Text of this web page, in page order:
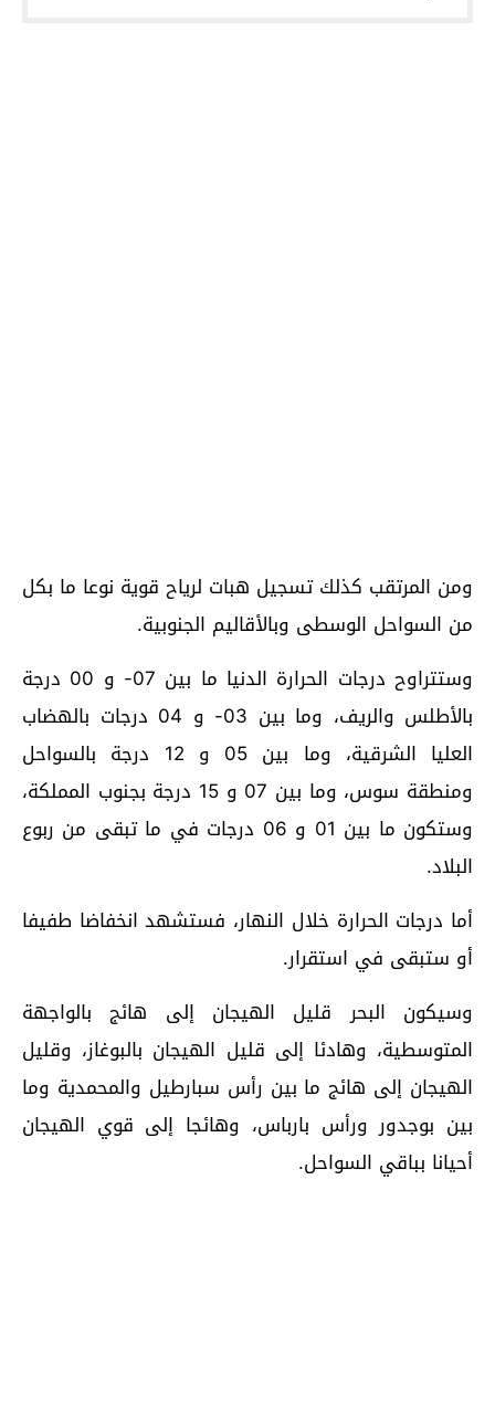
ومن المرتقب كذلك تسجيل هبات لرياح قوية نوعا ما بكل
من السواحل الوسطى وبالأقاليم الجنوبية.
وستتراوح درجات الحرارة الدنيا ما بين 07- و 00 درجة
بالأطلس والريف، وما بين 03- و 04 درجات بالهضاب
العليا الشرقية، وما بين 05 و 12 درجة بالسواحل
ومنطقة سوس، وما بين 07 و 15 درجة بجنوب المملكة،
وستكون ما بين 01 و 06 درجات في ما تبقى من ربوع
البلاد.
أما درجات الحرارة خلال النهار، فستشهد انخفاضا طفيفا
أو ستبقى في استقرار.
وسيكون البحر قليل الهيجان إلى هائج بالواجهة
المتوسطية، وهادئا إلى قليل الهيجان بالبوغاز، وقليل
الهيجان إلى هائج ما بين رأس سبارطيل والمحمدية وما
بين بوجدور ورأس بارباس، وهائجا إلى قوي الهيجان
أحيانا بباقي السواحل.